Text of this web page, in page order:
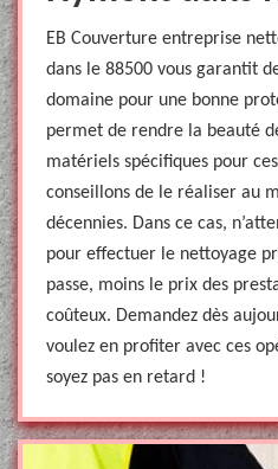
EB Couverture entreprise
dans le 88500 vous garantit
domaine pour une bonne
permet de rendre la beauté
matériels spécifiques pour
conseillons de le réaliser au
décennies. Dans ce cas,
pour effectuer le nettoyage
passe, moins le prix des
coûteux. Demandez dès
voulez en profiter avec ces
soyez pas en retard !